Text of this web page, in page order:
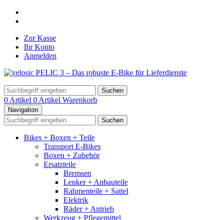
Zur Kasse
Ihr Konto
Anmelden
Suchen
0 Artikel 0 Artikel Warenkorb
Navigation
Suchen
Bikes + Boxen + Teile
Transport E-Bikes
Boxen + Zubehör
Ersatzteile
Bremsen
Lenker + Anbauteile
Rahmenteile + Sattel
Elektrik
Räder + Antrieb
Werkzeug + Pflegemittel